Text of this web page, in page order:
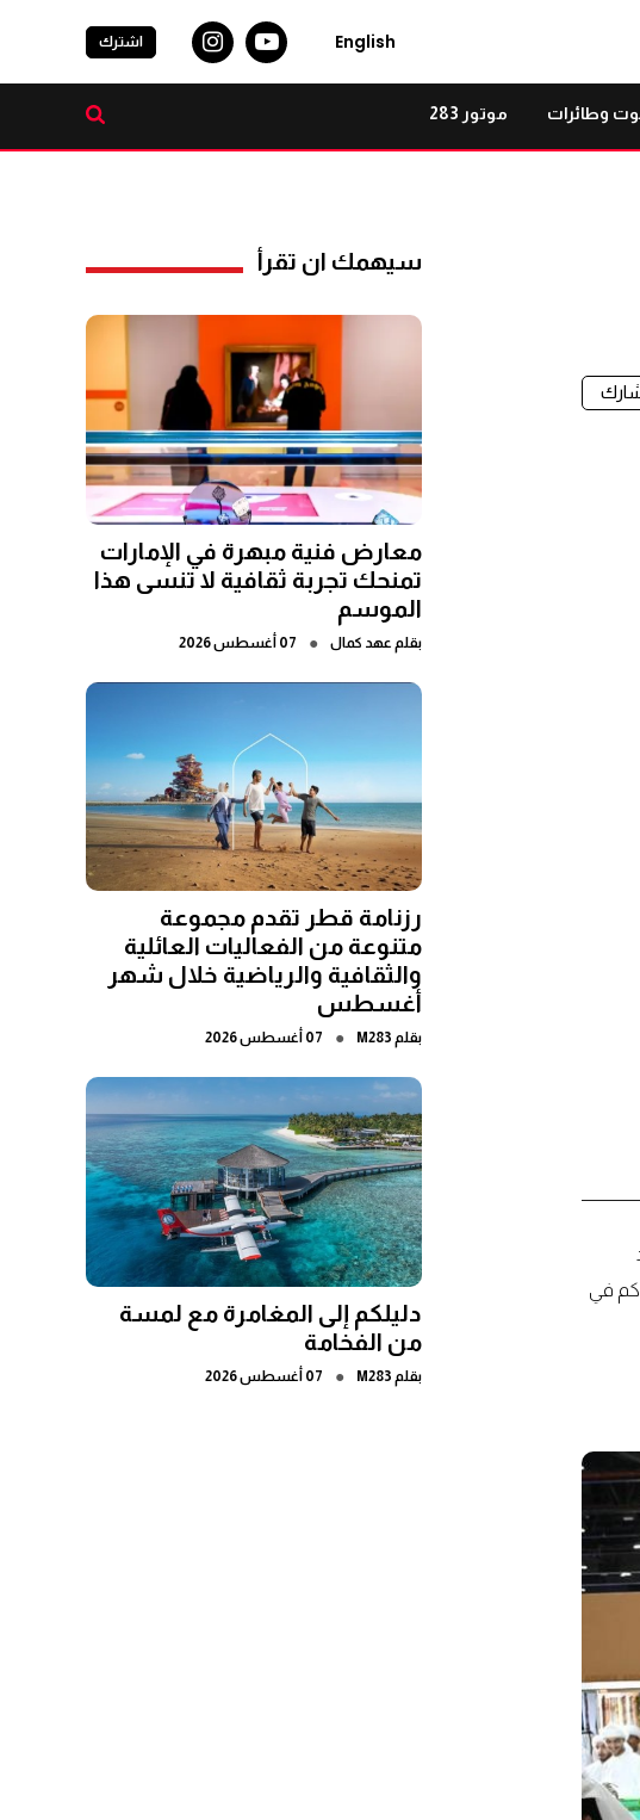
English اشترك
وطائرات موتور 283
في
سيهمك ان تقرأ
معارض فنية مبهرة في الإمارات
تمنحك تجربة ثقافية لا تنسى هذا
الموسم
بقلم عهد كمال ● 07 أغسطس 2026
رزنامة قطر تقدم مجموعة
متنوعة من الفعاليات العائلية
والثقافية والرياضية خلال شهر
أغسطس
بقلم M283
● 07 أغسطس 2026
دليلكم إلى المغامرة مع لمسة
من الفخامة
بقلم M283
● 07 أغسطس 2026